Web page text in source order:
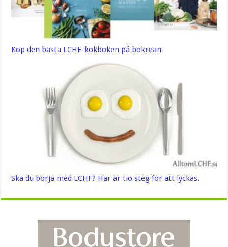
Köp den bästa LCHF-kokboken på bokrean
Ska du börja med LCHF? Här är tio steg för att lyckas.